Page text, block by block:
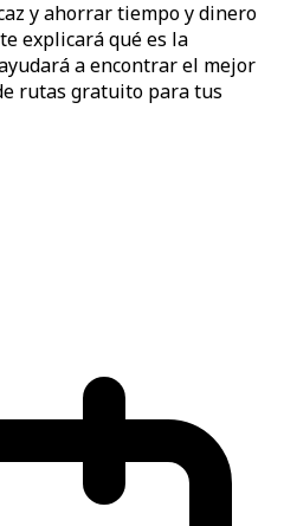
y ahorrar tiempo y dinero
explicará qué es la
a encontrar el mejor
rutas gratuito para tus